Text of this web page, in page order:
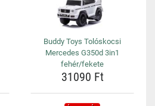
Buddy Toys Tolóskocsi
Mercedes G350d 3in1
fehér/fekete
31090 Ft